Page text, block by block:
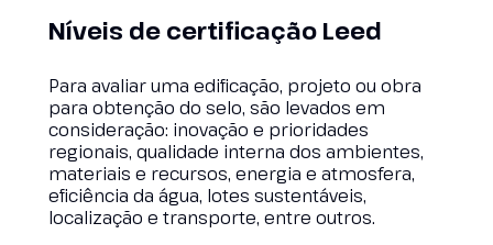
Níveis de certificação Leed
Para avaliar uma edificação, projeto ou obra
para obtenção do selo, são levados em
consideração: inovação e prioridades
regionais, qualidade interna dos ambientes,
materiais e recursos, energia e atmosfera,
eficiência da água, lotes sustentáveis,
localização e transporte, entre outros.